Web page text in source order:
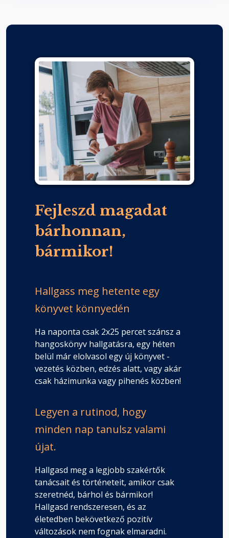
Fejleszd magadat
bárhonnan,
bármikor!
Hallgass meg hetente egy
könyvet könnyedén
Ha naponta csak 2x25 percet szánsz a
hangoskönyv hallgatásra, egy héten
belül már elolvasol egy új könyvet -
vezetés közben, edzés alatt, vagy akár
csak házimunka vagy pihenés közben!
Legyen a rutinod, hogy
minden nap tanulsz valami
újat.
Hallgasd meg a legjobb szakértők
tanácsait és történeteit, amikor csak
szeretnéd, bárhol és bármikor!
Hallgasd rendszeresen, és az
életedben bekövetkező pozitív
változások nem fognak elmaradni.